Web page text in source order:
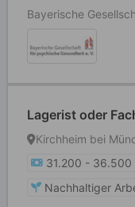
Bayerische
Lagerist oder
Kirchheim bei
31.200 - 36.500
Nachhaltiger